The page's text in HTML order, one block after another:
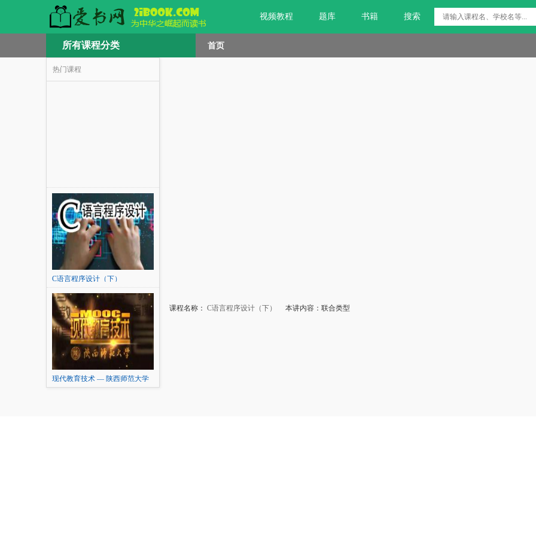
视频教程 题库 书籍 搜索
所有课程分类 首页
热门课程
C语言程序设计（下）
现代教育技术 — 陕西师范大学
课程名称： C语言程序设计（下） 本讲内容：联合类型